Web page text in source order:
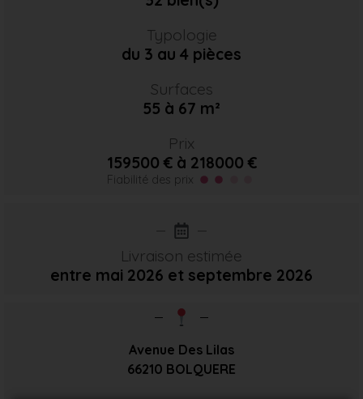
Typologie
du 3 au 4 pièces
Surfaces
55 à 67 m²
Prix
159500 € à 218000 €
Fiabilité des prix
Livraison estimée
entre mai 2026 et septembre 2026
Avenue Des Lilas
66210 BOLQUERE